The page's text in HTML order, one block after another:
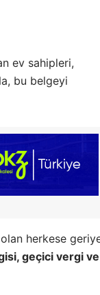
ev sahipleri,
bu belgeyi
olan herkese
geçici vergi ve